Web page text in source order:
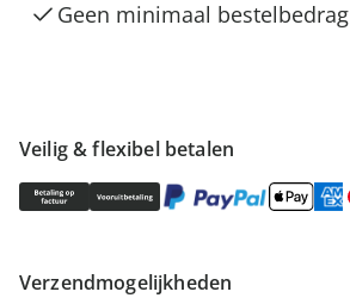
Veilig & flexibel betalen
Verzendmogelijkheden
Geen minimaal bestelbedrag